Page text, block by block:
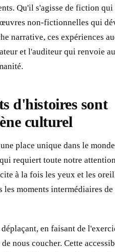
Qu'il s'agisse de fiction qui
non-fictionnelles qui
narrative, ces expériences
et l'auditeur qui renvoie
d'histoires sont
culturel
place unique dans le
requiert toute notre attention
à la fois les yeux et les
les moments intermédiaires de
en faisant de
nous coucher. Cette